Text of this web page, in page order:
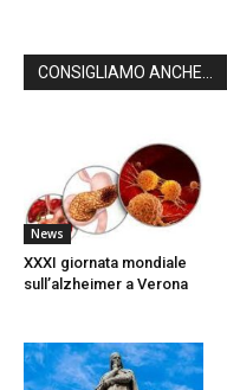
CONSIGLIAMO ANCHE...
News
XXXI giornata mondiale
sull’alzheimer a Verona